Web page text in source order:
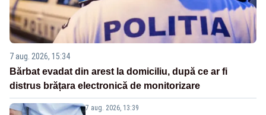
7 aug. 2026, 15:34
Bărbat evadat din arest la domiciliu, după ce ar fi
distrus brățara electronică de monitorizare
7 aug. 2026, 13:39